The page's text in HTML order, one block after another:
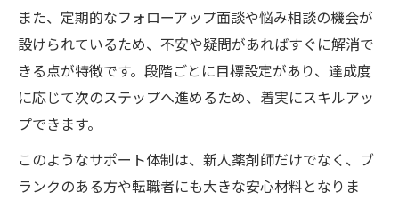
また、定期的なフォローアップ面談や悩み相談の機会が
設けられているため、不安や疑問があればすぐに解消で
きる点が特徴です。段階ごとに目標設定があり、達成度
に応じて次のステップへ進めるため、着実にスキルアッ
プできます。
このようなサポート体制は、新人薬剤師だけでなく、ブ
ランクのある方や転職者にも大きな安心材料となりま